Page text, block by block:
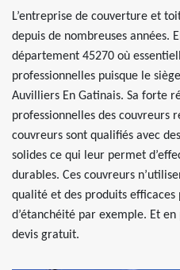
L’entreprise de couverture et
depuis de nombreuses années.
département 45270 où
professionnelles puisque le
Auvilliers En Gatinais. Sa forte
professionnelles des couvreurs
couvreurs sont qualifiés avec
solides ce qui leur permet
durables. Ces couvreurs
qualité et des produits
d’étanchéité par exemple. Et
devis gratuit.